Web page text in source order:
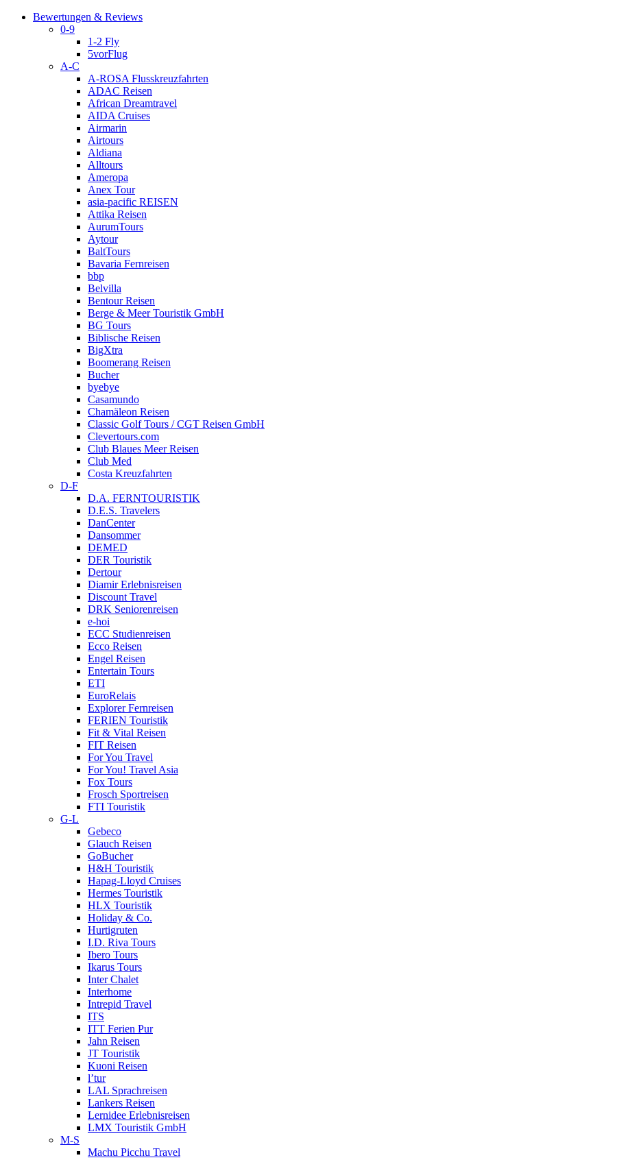
Bewertungen & Reviews
0-9
1-2 Fly
5vorFlug
A-C
A-ROSA Flusskreuzfahrten
ADAC Reisen
African Dreamtravel
AIDA Cruises
Airmarin
Airtours
Aldiana
Alltours
Ameropa
Anex Tour
asia-pacific REISEN
Attika Reisen
AurumTours
Aytour
BaltTours
Bavaria Fernreisen
bbp
Belvilla
Bentour Reisen
Berge & Meer Touristik GmbH
BG Tours
Biblische Reisen
BigXtra
Boomerang Reisen
Bucher
byebye
Casamundo
Chamäleon Reisen
Classic Golf Tours / CGT Reisen GmbH
Clevertours.com
Club Blaues Meer Reisen
Club Med
Costa Kreuzfahrten
D-F
D.A. FERNTOURISTIK
D.E.S. Travelers
DanCenter
Dansommer
DEMED
DER Touristik
Dertour
Diamir Erlebnisreisen
Discount Travel
DRK Seniorenreisen
e-hoi
ECC Studienreisen
Ecco Reisen
Engel Reisen
Entertain Tours
ETI
EuroRelais
Explorer Fernreisen
FERIEN Touristik
Fit & Vital Reisen
FIT Reisen
For You Travel
For You! Travel Asia
Fox Tours
Frosch Sportreisen
FTI Touristik
G-L
Gebeco
Glauch Reisen
GoBucher
H&H Touristik
Hapag-Lloyd Cruises
Hermes Touristik
HLX Touristik
Holiday & Co.
Hurtigruten
I.D. Riva Tours
Ibero Tours
Ikarus Tours
Inter Chalet
Interhome
Intrepid Travel
ITS
ITT Ferien Pur
Jahn Reisen
JT Touristik
Kuoni Reisen
l’tur
LAL Sprachreisen
Lankers Reisen
Lernidee Erlebnisreisen
LMX Touristik GmbH
M-S
Machu Picchu Travel